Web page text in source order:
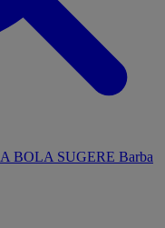
A BOLA SUGERE Barba